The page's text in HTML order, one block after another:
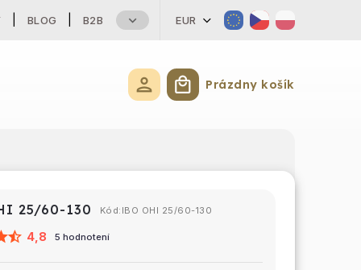
BLOG B2B EUR
Nákupný košík
Prázdny košík
25/60-130 Kód: IBO OHI 25/60-130
4,8 5 hodnotení